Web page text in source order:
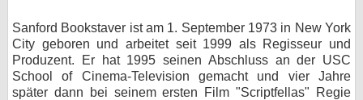
Sanford Bookstaver ist am 1. September 1973 in New York
City geboren und arbeitet seit 1999 als Regisseur und
Produzent. Er hat 1995 seinen Abschluss an der USC
School of Cinema-Television gemacht und vier Jahre
später dann bei seinem ersten Film "Scriptfellas" Regie
KULTUR
Specials
SERVICE